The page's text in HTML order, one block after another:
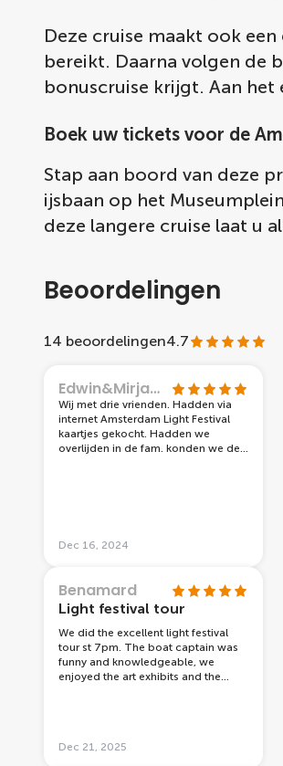
Deze cruise maakt ook
bereikt. Daarna volgen de
bonuscruise krijgt. Aan het
Boek uw tickets voor de
Stap aan boord van deze
ijsbaan op het
deze langere cruise laat u
Beoordelingen
14 beoordelingen4.7
Edwin&Mirjam Hilgerson
Wij met drie vrienden. Hadden via
internet Amsterdam Light Festival
kaartjes gekocht. Hadden we
overlijden in de fam. konden we de
het jaar dan is het iets beter te doen
Dec 16, 2024
Benamard
Light festival tour
We did the excellent light festival
tour st 7pm. The boat captain was
funny and knowledgeable, we
enjoyed the art exhibits and the
Dec 21, 2025